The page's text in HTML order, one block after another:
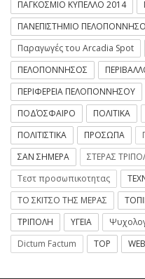
ΠΑΓΚΟΣΜΙΟ ΚΥΠΕΛΛΟ 2014
ΠΑΝΕΠΙΣΤΗΜΙΟ
Παραγωγές του Arcadia Spot
ΠΕΛΟΠΟΝΝΗΣΟΣ
ΠΕΡΙΦΕΡΕΙΑ ΠΕΛΟΠΟΝΝΗΣΟΥ
ΠΟΔΌΣΦΑΙΡΟ
ΠΟΛΙΤΙΚΑ
ΠΟΛΙΤΙΣΤΙΚΑ
ΠΡΟΣΩΠΑ
ΣΑΝ ΣΗΜΕΡΑ
ΣΤΕΡΑΣ
Τεστ προσωπικοτητας
ΤΟ ΣΚΙΤΣΟ ΤΗΣ ΜΕΡΑΣ
ΤΡΙΠΟΛΗ
ΥΓΕΙΑ
Dictum Factum
TOP